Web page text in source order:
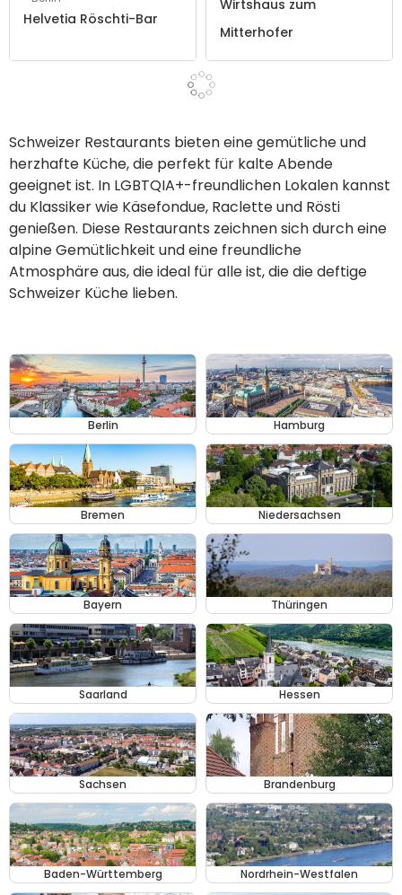
Helvetia Röschti-Bar
Wirtshaus zum
Mitterhofer
Schweizer Restaurants bieten eine gemütliche und
herzhafte Küche, die perfekt für kalte Abende
geeignet ist. In LGBTQIA+-freundlichen Lokalen kannst
du Klassiker wie Käsefondue, Raclette und Rösti
genießen. Diese Restaurants zeichnen sich durch eine
alpine Gemütlichkeit und eine freundliche
Atmosphäre aus, die ideal für alle ist, die die deftige
Schweizer Küche lieben.
Berlin Hamburg
Bremen Niedersachsen
Bayern Thüringen
Saarland Hessen
Sachsen Brandenburg
Baden-Württemberg Nordrhein-Westfalen